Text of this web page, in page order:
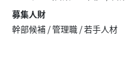
募集人財
幹部候補 / 管理職 / 若手人材